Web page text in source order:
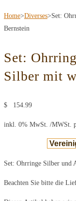
Home>Diverses>Set:
Bernstein
Set:
Silber mit
$ 154.99
inkl. 0% MwSt. /MWSt.
Set: Ohrringe Silber und
Beachten Sie bitte die